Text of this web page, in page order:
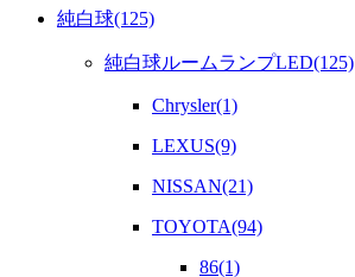
純白球(125)
純白球ルームランプLED(125)
Chrysler(1)
LEXUS(9)
NISSAN(21)
TOYOTA(94)
86(1)